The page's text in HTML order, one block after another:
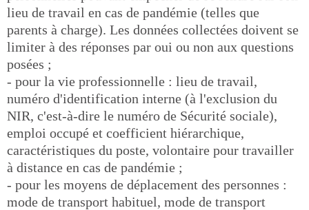
lieu de travail en cas de pandémie (telles que
parents à charge). Les données collectées doivent se
limiter à des réponses par oui ou non aux questions
posées ;
- pour la vie professionnelle : lieu de travail,
numéro d'identification interne (à l'exclusion du
NIR, c'est-à-dire le numéro de Sécurité sociale),
emploi occupé et coefficient hiérarchique,
caractéristiques du poste, volontaire pour travailler
à distance en cas de pandémie ;
- pour les moyens de déplacement des personnes :
mode de transport habituel, mode de transport